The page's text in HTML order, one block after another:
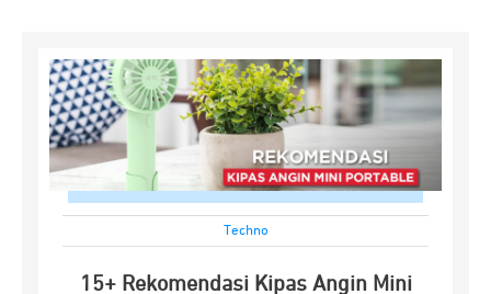
Techno
15+ Rekomendasi Kipas Angin Mini